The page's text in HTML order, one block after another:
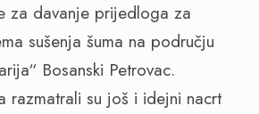
za davanje prijedloga za
sušenja šuma na području
Bosanski Petrovac.
su još i idejni nacrt